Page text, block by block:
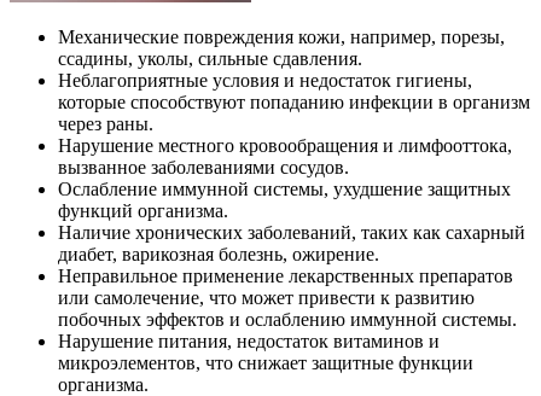
Механические повреждения кожи, например, порезы,
ссадины, уколы, сильные сдавления.
Неблагоприятные условия и недостаток гигиены,
которые способствуют попаданию инфекции в организм
через раны.
Нарушение местного кровообращения и лимфооттока,
вызванное заболеваниями сосудов.
Ослабление иммунной системы, ухудшение защитных
функций организма.
Наличие хронических заболеваний, таких как сахарный
диабет, варикозная болезнь, ожирение.
Неправильное применение лекарственных препаратов
или самолечение, что может привести к развитию
побочных эффектов и ослаблению иммунной системы.
Нарушение питания, недостаток витаминов и
микроэлементов, что снижает защитные функции
организма.